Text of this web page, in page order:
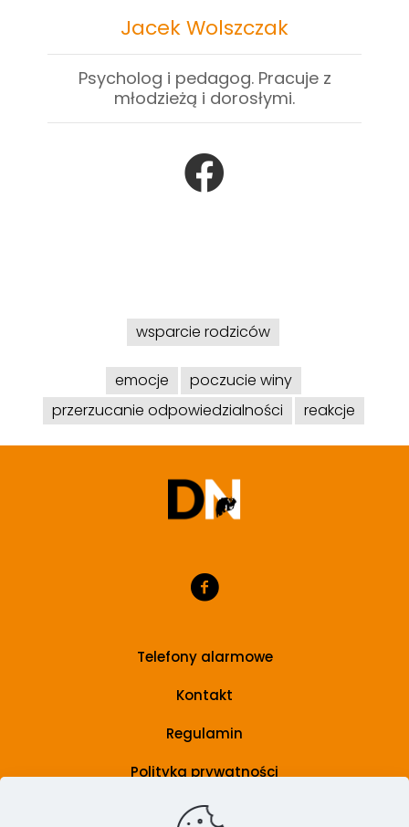
Jacek Wolszczak
Psycholog i pedagog. Pracuje z
młodzieżą i dorosłymi.
wsparcie rodziców
emocje
poczucie winy
przerzucanie odpowiedzialności
reakcje
Telefony alarmowe
Kontakt
Regulamin
Polityka prywatności